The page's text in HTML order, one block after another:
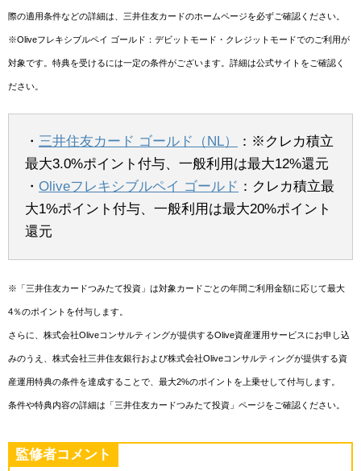
際の適用条件などの詳細は、三井住友カードのホームページを必ずご確認ください。
※Oliveフレキシブルペイ ゴールド：デビットモード・クレジットモードでのご利用が
対象です。特典を受けるには一定の条件がございます。詳細は公式サイトをご確認く
ださい。
・ 三井住友カード ゴールド（NL）
：※クレカ積立
最大3.0%ポイント付与、一般利用は最大12%還元
・ Oliveフレキシブルペイ ゴールド ：クレカ積立最
大1%ポイント付与、一般利用は最大20%ポイント
還元
※「三井住友カードつみたて投資」は対象カードごとの年間ご利用金額に応じて最大
4％のポイントを付与します。
さらに、株式会社Oliveコンサルティングが提供するOlive資産運用サービスにお申し込
みのうえ、株式会社三井住友銀行および株式会社Oliveコンサルティングが提供する資
産運用特典の条件を達成することで、最大2%のポイントを上乗せして付与します。
条件や特典内容の詳細は「三井住友カードつみたて投資」ページをご確認ください。
監修者コメント